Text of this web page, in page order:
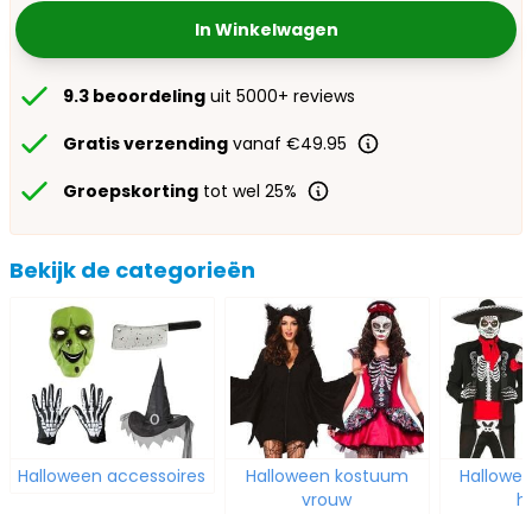
In Winkelwagen
9.3 beoordeling uit 5000+ reviews
Gratis verzending vanaf €49.95
Groepskorting tot wel 25%
Bekijk de categorieën
Halloween accessoires
Halloween kostuum
vrouw